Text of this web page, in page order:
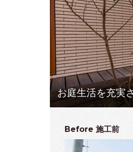
お庭生活を充実
Before 施工前